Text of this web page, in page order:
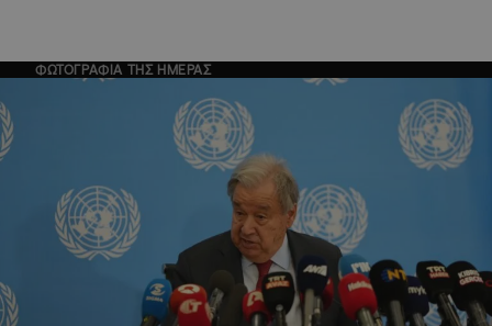
ΦΩΤΟΓΡΑΦΙΑ ΤΗΣ ΗΜΕΡΑΣ